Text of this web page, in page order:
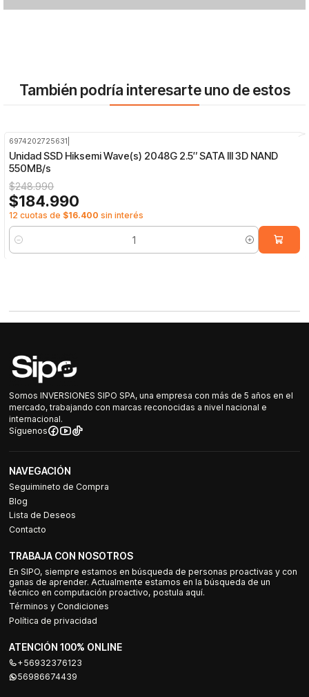
También podría interesarte uno de estos
6974202725631
Unidad SSD Hiksemi Wave(s) 2048G 2.5″ SATA III 3D NAND
550MB/s
$248.990
$184.990
12 cuotas de $16.400 sin interés
Cantidad
Somos INVERSIONES SIPO SPA, una empresa con más de 5 años en el
mercado, trabajando con marcas reconocidas a nivel nacional e
internacional.
Síguenos
NAVEGACIÓN
Seguimineto de Compra
Blog
Lista de Deseos
Contacto
TRABAJA CON NOSOTROS
En SIPO, siempre estamos en búsqueda de personas proactivas y con
ganas de aprender. Actualmente estamos en la búsqueda de un
técnico en computación proactivo, postula aquí.
Términos y Condiciones
Política de privacidad
ATENCIÓN 100% ONLINE
+56932376123
56986674439